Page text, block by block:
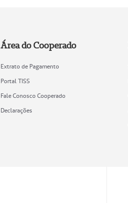
Área do Cooperado
Extrato de Pagamento
Portal TISS
Fale Conosco Cooperado
Declarações